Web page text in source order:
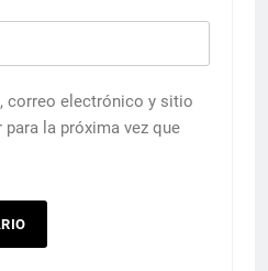
correo electrónico y sitio
la próxima vez que